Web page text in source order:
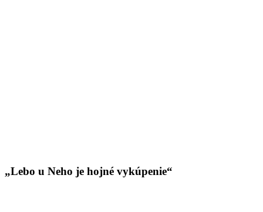
„Lebo u Neho je hojné vykúpenie“